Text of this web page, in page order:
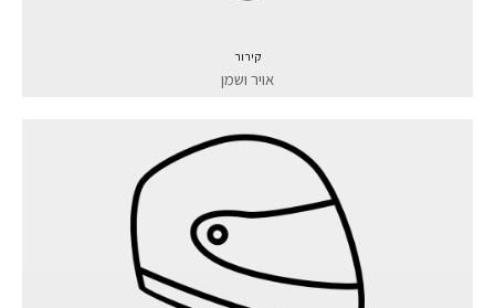
קירור
אויר ושמן